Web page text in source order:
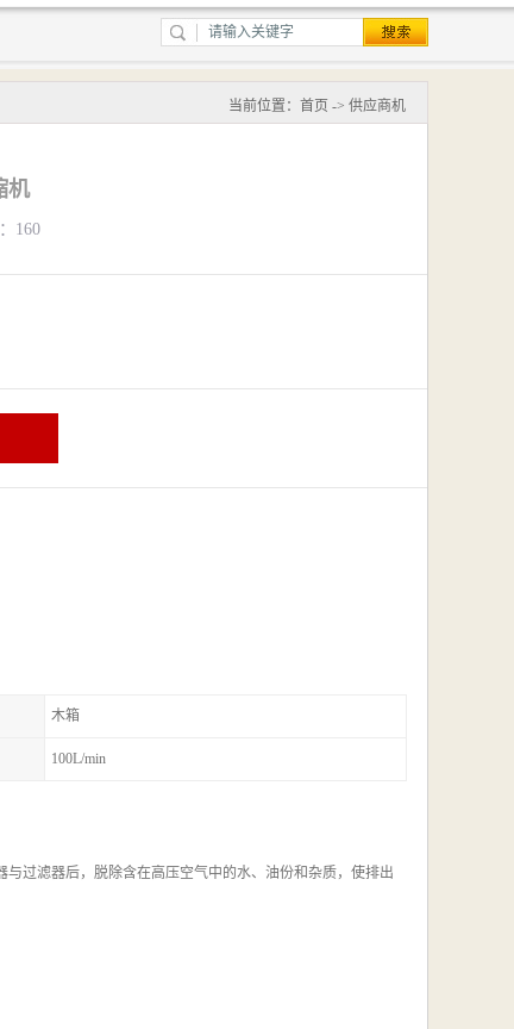
当前位置： 首页 -> 供应商机
机
160
木箱
100L/min
过滤器后，脱除含在高压空气中的水、油份和杂质，使排出